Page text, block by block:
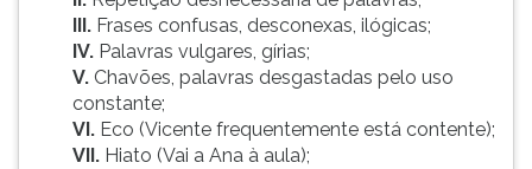
III. Frases confusas, desconexas, ilógicas;
IV. Palavras vulgares, gírias;
V. Chavões, palavras desgastadas pelo uso
constante;
VI. Eco (Vicente frequentemente está contente);
VII. Hiato (Vai a Ana à aula);